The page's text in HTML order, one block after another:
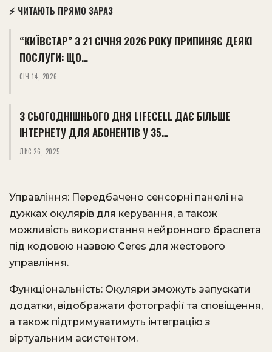
⚡ ЧИТАЮТЬ ПРЯМО ЗАРАЗ
“КИЇВСТАР” З 21 СІЧНЯ 2026 РОКУ ПРИПИНЯЄ ДЕЯКІ
ПОСЛУГИ: ЩО…
СІЧ 14, 2026
З СЬОГОДНІШНЬОГО ДНЯ LIFECELL ДАЄ БІЛЬШЕ
ІНТЕРНЕТУ ДЛЯ АБОНЕНТІВ У 35…
ЛИС 26, 2025
Управління: Передбачено сенсорні панелі на
дужках окулярів для керування, а також
можливість використання нейронного браслета
під кодовою назвою Ceres для жестового
управління. ​
Функціональність: Окуляри зможуть запускати
додатки, відображати фотографії та сповіщення,
а також підтримуватимуть інтеграцію з
віртуальним асистентом. ​